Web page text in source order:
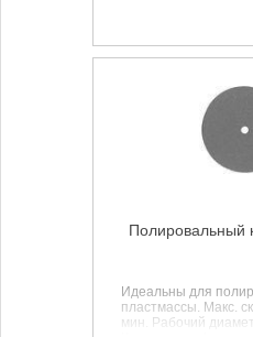
Полировальный
Идеальны для
пластмассы. Макс.
мин. Рабочий